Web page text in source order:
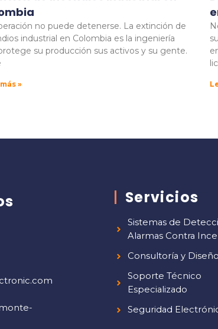
no puede detenerse. La extinción de
industrial en Colombia es la ingeniería
su producción sus activos y su gente.
»
Servicios
Sistemas de
Alarmas Contra
Consultoría y
Soporte Técnico
Especializado
Seguridad